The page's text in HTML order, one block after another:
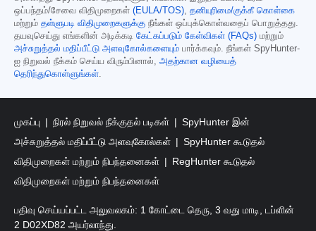
ஒப்பந்தம்/சேவை விதிமுறைகள் (EULA/TOS), தனியுரிமை/குக்கீ கொள்கை
மற்றும் தள்ளுபடி விதிமுறைகளுக்கு நீங்கள் ஒப்புக்கொள்வதைப் பொறுத்தது.
தயவுசெய்து எங்களின் அடிக்கடி கேட்கப்படும் கேள்விகள் (FAQs) மற்றும்
அச்சுறுத்தல் மதிப்பீட்டு அளவுகோல்களையும் பார்க்கவும். நீங்கள் SpyHunter-
ஐ நிறுவல் நீக்கம் செய்ய விரும்பினால், அதற்கான வழியைத்
தெரிந்துகொள்ளுங்கள்.
முகப்பு நிரல் நிறுவல் நீக்குதல் படிகள்
SpyHunter இன்
அச்சுறுத்தல் மதிப்பீட்டு அளவுகோல்கள்
SpyHunter கூடுதல்
விதிமுறைகள் மற்றும் நிபந்தனைகள்
RegHunter கூடுதல்
விதிமுறைகள் மற்றும் நிபந்தனைகள்
பதிவு செய்யப்பட்ட அலுவலகம்: 1 கோட்டை தெரு, 3 வது மாடி, டப்ளின்
2 D02XD82 அயர்லாந்து.